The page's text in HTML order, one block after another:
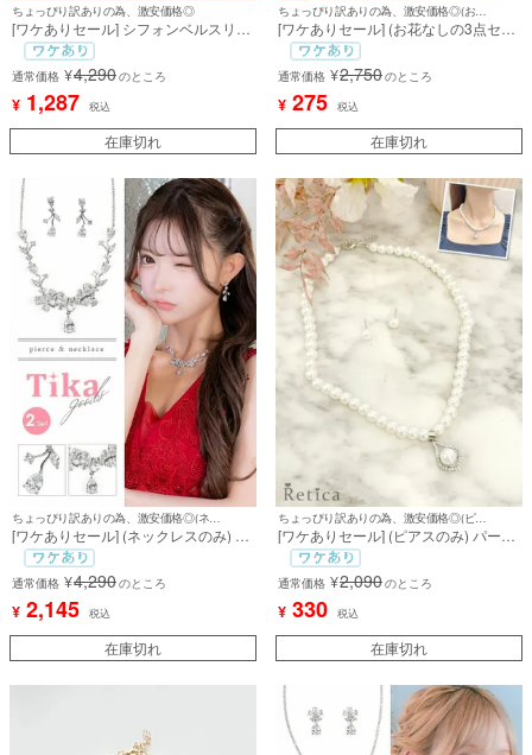
ちょっぴり訳ありの為、激安価格◎
[ワケありセール] シフォンベルスリー
ブショート丈ボレロ [Retica/レティカ]
通常価格 ¥4,290のところ
¥ 1,287 税込
在庫切れ
ちょっぴり訳ありの為、激安価格◎(お花なしの3点セット)
[ワケありセール] (お花なしの3点セッ
ト) [浴衣小物] 髪飾り フェザー付き浴
衣ヘアアクセサリー3点セット(アイボ
リー/ピンク)
通常価格 ¥2,750のところ
¥ 275 税込
在庫切れ
[ワケありセール] (ネックレスのみ) エ
レガント リーフ キラキラ ストーン ア
クセサリー[ネックレス]
通常価格 ¥4,290のところ
¥ 2,145 税込
在庫切れ
ちょっぴり訳ありの為、激安価格◎(ピアスのみ)
[ワケありセール] (ピアスのみ) パール
ピアスアクセサリー [ピアス] [Retica/
レティカ]
通常価格 ¥2,090のところ
¥ 330 税込
在庫切れ